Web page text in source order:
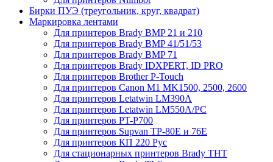
Бирки ПУЭ (треугольник, круг, квадрат)
Маркировка лентами
Для принтеров Brady BMP 21 и 210
Для принтеров Brady BMP 41/51/53
Для принтеров Brady BMP 71
Для принтеров Brady IDXPERT, ID PRO
Для принтеров Brother P-Touch
Для принтеров Canon M1 MK1500, 2500, 2600
Для принтеров Letatwin LM390A
Для принтеров Letatwin LM550A/PC
Для принтеров PT-P700
Для принтеров Supvan TP-80E и 76E
Для принтеров КП 220 Рус
Для стационарных принтеров Brady THT